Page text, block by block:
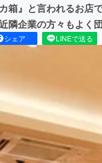
箱』と言われるお店
隣企業の方々もよく
シェア LINEで送る